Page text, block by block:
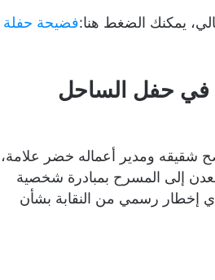
يمكنك الضغط هنا:فضيحة حفلة
في حفل الساحل
شقيقه ومدير أعماله خضر علامة،
إلى المسرح بمبادرة شخصية
إخطار رسمي من النقابة بشأن